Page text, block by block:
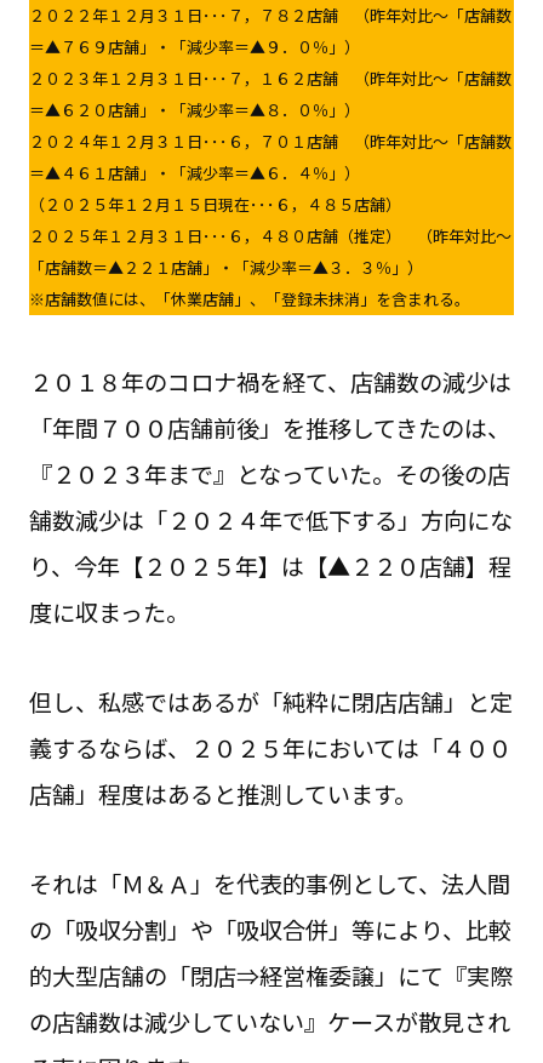
２０２２年１２月３１日･･･７，７８２店舗 （昨年対比～「店舗数
＝▲７６９店舗」・「減少率＝▲９．０％」）
２０２３年１２月３１日･･･７，１６２店舗 （昨年対比～「店舗数
＝▲６２０店舗」・「減少率＝▲８．０％」）
２０２４年１２月３１日･･･６，７０１店舗 （昨年対比～「店舗数
＝▲４６１店舗」・「減少率＝▲６．４％」）
（２０２５年１２月１５日現在･･･６，４８５店舗）
２０２５年１２月３１日･･･６，４８０店舗（推定） （昨年対比～
「店舗数＝▲２２１店舗」・「減少率＝▲３．３％」）
※店舗数値には、「休業店舗」、「登録未抹消」を含まれる。
２０１８年のコロナ禍を経て、店舗数の減少は
「年間７００店舗前後」を推移してきたのは、
『２０２３年まで』となっていた。その後の店
舗数減少は「２０２４年で低下する」方向にな
り、今年【２０２５年】は【▲２２０店舗】程
度に収まった。
但し、私感ではあるが「純粋に閉店店舗」と定
義するならば、２０２５年においては「４００
店舗」程度はあると推測しています。
それは「Ｍ＆Ａ」を代表的事例として、法人間
の「吸収分割」や「吸収合併」等により、比較
的大型店舗の「閉店⇒経営権委譲」にて『実際
の店舗数は減少していない』ケースが散見され